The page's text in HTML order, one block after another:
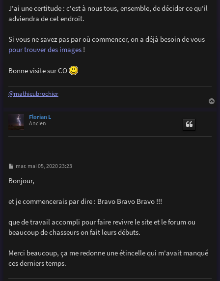
J'ai une certitude : c'est à nous tous, ensemble, de décider ce qu'il
adviendra de cet endroit.
Si vous ne savez pas par où commencer, on a déjà besoin de vous
pour trouver des images!
Bonne visite sur CO
@mathieubrochier
Florian L
Ancien
M
s
s
g
e
mar. mai 05, 2020 23:23
Bonjour,
et je commencerais par dire : Bravo Bravo Bravo !!!
que de travail accompli pour faire revivre le site et le forum ou
beaucoup de chasseurs on fait leurs débuts.
Merci beaucoup, ça me redonne une étincelle qui m'avait manqué
ces derniers temps.